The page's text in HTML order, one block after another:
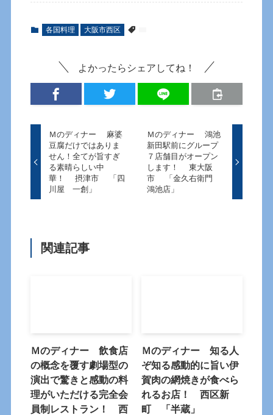
各国料理 大阪市西区
よかったらシェアしてね！
Ｍのディナー 麻婆
豆腐だけではありま
せん！全てが旨すぎ
る素晴らしい中
華！ 摂津市 「四
川屋 一創」
Ｍのディナー 鴻池
新田駅前にグループ
７店舗目がオープン
します！ 東大阪
市 「金久右衛門
鴻池店」
関連記事
Ｍのディナー 飲食店
の概念を覆す劇場型の
演出で驚きと感動の料
理がいただける完全会
員制レストラン！ 西
Ｍのディナー 知る人
ぞ知る感動的に旨い伊
賀肉の網焼きが食べら
れるお店！ 西区新
町 「半蔵」